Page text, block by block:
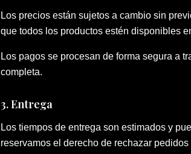
Los precios están sujetos a cambio sin
que todos los productos estén disponibles
Los pagos se procesan de forma segura a
completa.
3. Entrega
Los tiempos de entrega son estimados y
reservamos el derecho de rechazar